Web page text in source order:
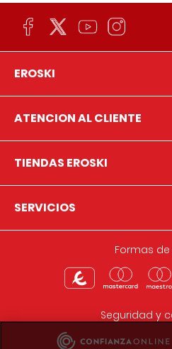
EROSKI
ATENCION AL CLIENTE
TIENDAS EROSKI
SERVICIOS
Formas
Seguridad y